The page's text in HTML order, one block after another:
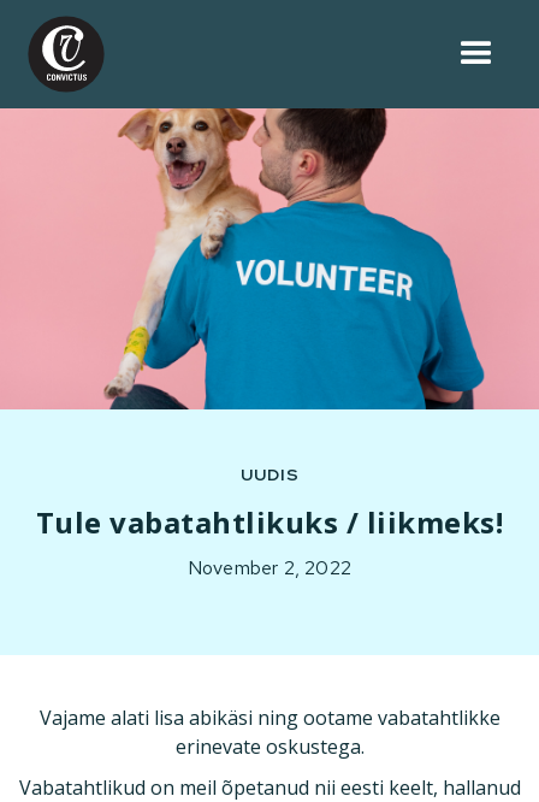
UUDIS
Tule vabatahtlikuks / liikmeks!
November 2, 2022
Vajame alati lisa abikäsi ning ootame vabatahtlikke
erinevate oskustega.
Vabatahtlikud on meil õpetanud nii eesti keelt, hallanud